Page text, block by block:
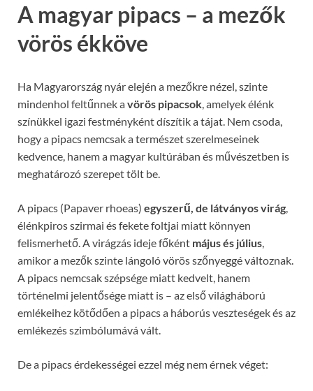
A magyar pipacs – a mezők
vörös ékköve
Ha Magyarország nyár elején a mezőkre nézel, szinte
mindenhol feltűnnek avörös pipacsok, amelyek élénk
színükkel igazi festményként díszítik a tájat. Nem csoda,
hogy a pipacs nemcsak a természet szerelmeseinek
kedvence, hanem a magyar kultúrában és művészetben is
meghatározó szerepet tölt be.
A pipacs (Papaver rhoeas) egyszerű, de látványos virág,
élénkpiros szirmai és fekete foltjai miatt könnyen
felismerhető. A virágzás ideje főként május és július,
amikor a mezők szinte lángoló vörös szőnyeggé változnak.
A pipacs nemcsak szépsége miatt kedvelt, hanem
történelmi jelentősége miatt is – az első világháború
emlékeihez kötődően a pipacs a háborús veszteségek és az
emlékezés szimbólumává vált.
De a pipacs érdekességei ezzel még nem érnek véget: